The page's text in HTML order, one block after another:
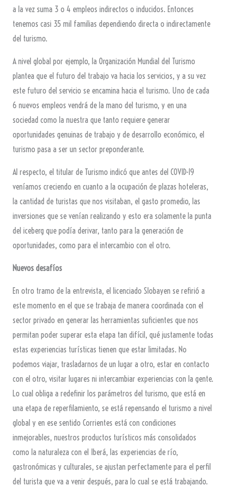
a la vez suma 3 o 4 empleos indirectos o inducidos. Entonces
tenemos casi 35 mil familias dependiendo directa o indirectamente
del turismo.
A nivel global por ejemplo, la Organización Mundial del Turismo
plantea que el futuro del trabajo va hacia los servicios, y a su vez
este futuro del servicio se encamina hacia el turismo. Uno de cada
6 nuevos empleos vendrá de la mano del turismo, y en una
sociedad como la nuestra que tanto requiere generar
oportunidades genuinas de trabajo y de desarrollo económico, el
turismo pasa a ser un sector preponderante.
Al respecto, el titular de Turismo indicó que antes del COVID-19
veníamos creciendo en cuanto a la ocupación de plazas hoteleras,
la cantidad de turistas que nos visitaban, el gasto promedio, las
inversiones que se venían realizando y esto era solamente la punta
del iceberg que podía derivar, tanto para la generación de
oportunidades, como para el intercambio con el otro.
Nuevos desafíos
En otro tramo de la entrevista, el licenciado Slobayen se refirió a
este momento en el que se trabaja de manera coordinada con el
sector privado en generar las herramientas suficientes que nos
permitan poder superar esta etapa tan difícil, qué justamente todas
estas experiencias turísticas tienen que estar limitadas. No
podemos viajar, trasladarnos de un lugar a otro, estar en contacto
con el otro, visitar lugares ni intercambiar experiencias con la gente.
Lo cual obliga a redefinir los parámetros del turismo, que está en
una etapa de reperfilamiento, se está repensando el turismo a nivel
global y en ese sentido Corrientes está con condiciones
inmejorables, nuestros productos turísticos más consolidados
como la naturaleza con el Iberá, las experiencias de río,
gastronómicas y culturales, se ajustan perfectamente para el perfil
del turista que va a venir después, para lo cual se está trabajando.